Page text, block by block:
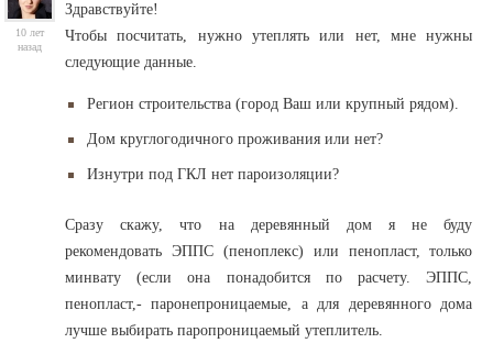
10 лет
назад
Здравствуйте!
Чтобы посчитать, нужно утеплять или нет, мне нужны
следующие данные.
Регион строительства (город Ваш или крупный рядом).
Дом круглогодичного проживания или нет?
Изнутри под ГКЛ нет пароизоляции?
Сразу скажу, что на деревянный дом я не буду
рекомендовать ЭППС (пеноплекс) или пенопласт, только
минвату (если она понадобится по расчету. ЭППС,
пенопласт,- паронепроницаемые, а для деревянного дома
лучше выбирать паропроницаемый утеплитель.